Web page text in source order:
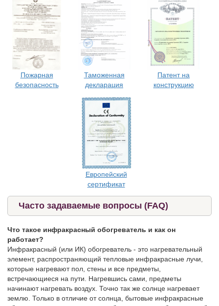
Пожарная
безопасность
Таможенная
декларация
Патент на
конструкцию
Европейский
сертификат
Часто задаваемые вопросы (FAQ)
Что такое инфракрасный обогреватель и как он
работает?
Инфракрасный (или ИК) обогреватель - это нагревательный
элемент, распространяющий тепловые инфракрасные лучи,
которые нагревают пол, стены и все предметы,
встречающиеся на пути. Нагревшись сами, предметы
начинают нагревать воздух. Точно так же солнце нагревает
землю. Только в отличие от солнца, бытовые инфракрасные